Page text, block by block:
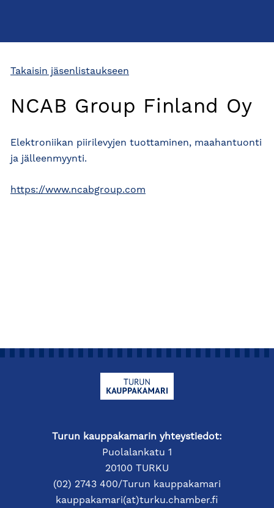
Takaisin jäsenlistaukseen
NCAB Group Finland Oy
Elektroniikan piirilevyjen tuottaminen, maahantuonti
ja jälleenmyynti.
https://www.ncabgroup.com
Turun kauppakamarin yhteystiedot:
Puolalankatu 1
20100 TURKU
(02) 2743 400/Turun kauppakamari
kauppakamari(at)turku.chamber.fi